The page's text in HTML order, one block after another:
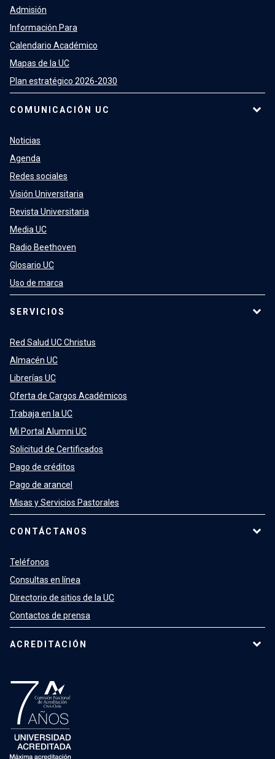
Admisión
Información Para
Calendario Académico
Mapas de la UC
Plan estratégico 2026-2030
COMUNICACIÓN UC
Noticias
Agenda
Redes sociales
Visión Universitaria
Revista Universitaria
Media UC
Radio Beethoven
Glosario UC
Uso de marca
SERVICIOS
Red Salud UC Christus
Almacén UC
Librerías UC
Oferta de Cargos Académicos
Trabaja en la UC
Mi Portal Alumni UC
Solicitud de Certificados
Pago de créditos
Pago de arancel
Misas y Servicios Pastorales
CONTÁCTANOS
Teléfonos
Consultas en línea
Directorio de sitios de la UC
Contactos de prensa
ACREDITACIÓN